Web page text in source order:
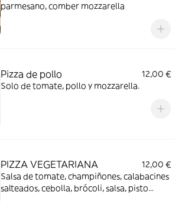
parmesano, comber mozzarella
Pizza de pollo
12,00 €
Solo de tomate, pollo y mozzarella.
PIZZA VEGETARIANA
12,00 €
Salsa de tomate, champiñones, calabacines
salteados, cebolla, brócoli, salsa, pisto